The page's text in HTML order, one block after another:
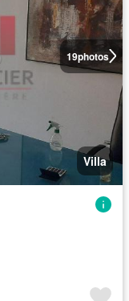
19photos
Villa